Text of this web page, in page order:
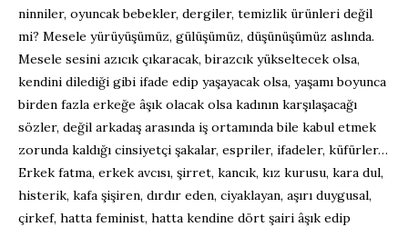
ninniler, oyuncak bebekler, dergiler, temizlik ürünleri değil
mi? Mesele yürüyüşümüz, gülüşümüz, düşünüşümüz aslında.
Mesele sesini azıcık çıkaracak, birazcık yükseltecek olsa,
kendini dilediği gibi ifade edip yaşayacak olsa, yaşamı boyunca
birden fazla erkeğe âşık olacak olsa kadının karşılaşacağı
sözler, değil arkadaş arasında iş ortamında bile kabul etmek
zorunda kaldığı cinsiyetçi şakalar, espriler, ifadeler, küfürler…
Erkek fatma, erkek avcısı, şirret, kancık, kız kurusu, kara dul,
histerik, kafa şişiren, dırdır eden, ciyaklayan, aşırı duygusal,
çirkef, hatta feminist, hatta kendine dört şairi âşık edip